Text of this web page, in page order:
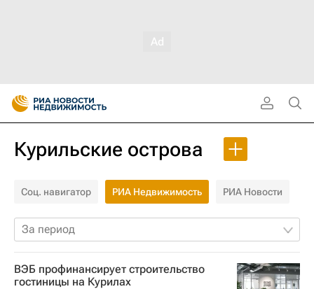
Курильские острова
Соц. навигатор РИА Недвижимость РИА Новости
За период
ВЭБ профинансирует строительство
гостиницы на Курилах